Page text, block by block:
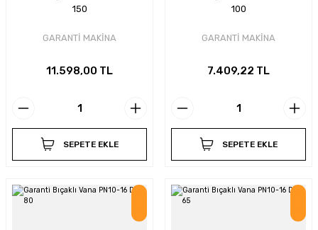
150
GARANTİ MAKİNA
11.598,00 TL
SEPETE EKLE
100
GARANTİ MAKİNA
7.409,22 TL
SEPETE EKLE